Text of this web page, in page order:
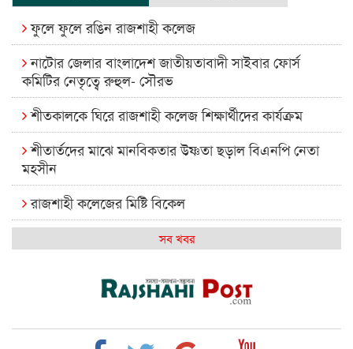
ফুলে ফুলে রঙিন রাজশাহী কলেজ
নাটোর জেলার বাংলাদেশ জাতীয়তাবাদী সাইবার ফোর্স
কমিটির নেতৃত্বে রুহুল- সৌরভ
শীতকালকে ঘিরে রাজশাহী কলেজ শিক্ষার্থীদের কার্যক্রম
শীতার্তদের মাঝে মানবিকতার উষ্ণতা ছড়াল বিএনপি নেতা
মহসীন
রাজশাহী কলেজের মিষ্টি বিকেল
কেমন আছে আমাদের দেশের মধ্যবিত্তরা
রাজশাইন একাডেমির ফল প্রকাশ ও পুরস্কার বিতরণ
রাজশাহী কলেজের শিক্ষার্থী শাখাওয়াত পেলেন স্টার এক্সিলেন্স
সব খবর